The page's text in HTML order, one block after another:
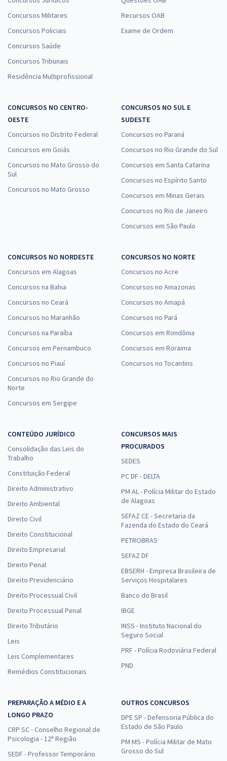
Concursos Militares
Concursos Policiais
Concursos Saúde
Concursos Tribunais
Residência Multiprofissional
Recursos OAB
Exame de Ordem
CONCURSOS NO CENTRO-
OESTE
Concursos no Distrito Federal
Concursos em Goiás
Concursos no Mato Grosso do
Sul
Concursos no Mato Grosso
CONCURSOS NO SUL E
SUDESTE
Concursos no Paraná
Concursos no Rio Grande do Sul
Concursos em Santa Catarina
Concursos no Espírito Santo
Concursos em Minas Gerais
Concursos no Rio de Janeiro
Concursos em São Paulo
CONCURSOS NO NORDESTE
Concursos em Alagoas
Concursos na Bahia
Concursos no Ceará
Concursos no Maranhão
Concursos na Paraíba
Concursos em Pernambuco
Concursos no Piauí
Concursos no Rio Grande do
Norte
Concursos em Sergipe
CONCURSOS NO NORTE
Concursos no Acre
Concursos no Amazonas
Concursos no Amapá
Concursos no Pará
Concursos em Rondônia
Concursos em Roraima
Concursos no Tocantins
CONTEÚDO JURÍDICO
Consolidação das Leis do
Trabalho
Constituição Federal
Direito Administrativo
Direito Ambiental
Direito Civil
Direito Constitucional
Direito Empresarial
Direito Penal
Direito Previdenciário
Direito Processual Civil
Direito Processual Penal
Direito Tributário
Leis
Leis Complementares
Remédios Constitucionais
CONCURSOS MAIS
PROCURADOS
SEDES
PC DF - DELTA
PM AL - Polícia Militar do Estado
de Alagoas
SEFAZ CE - Secretaria da
Fazenda do Estado do Ceará
PETROBRAS
SEFAZ DF
EBSERH - Empresa Brasileira de
Serviços Hospitalares
Banco do Brasil
IBGE
INSS - Instituto Nacional do
Seguro Social
PRF - Polícia Rodoviária Federal
PND
PREPARAÇÃO A MÉDIO E A
LONGO PRAZO
CRP SC - Conselho Regional de
Psicologia - 12ª Região
SEDF - Professor Temporário
OUTROS CONCURSOS
DPE SP - Defensoria Pública do
Estado de São Paulo
PM MS - Polícia Militar de Mato
Grosso do Sul